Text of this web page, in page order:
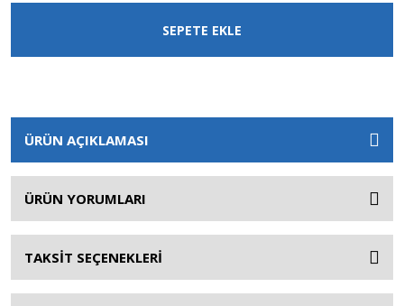
SEPETE EKLE
ÜRÜN AÇIKLAMASI
ÜRÜN YORUMLARI
TAKSİT SEÇENEKLERİ